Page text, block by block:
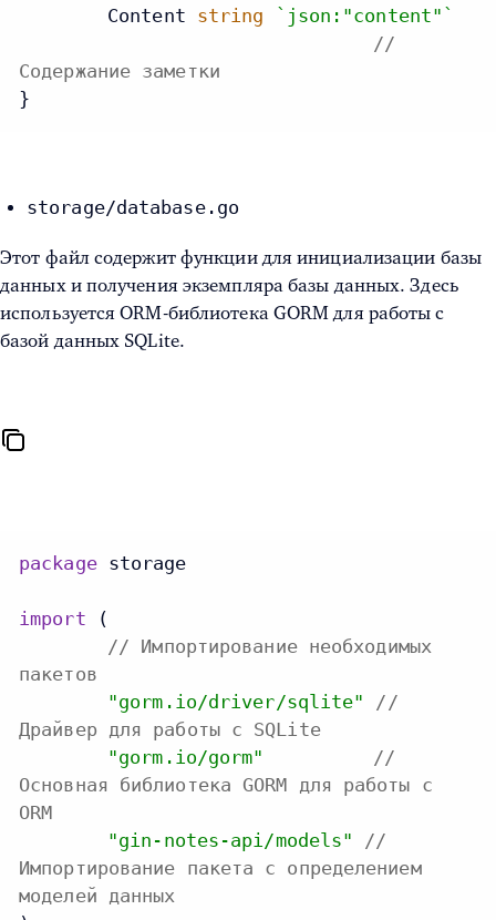
	Content
string
`json:"content"`
//
Содержание заметки
}
storage/database.go
Этот файл содержит функции для инициализации базы
данных и получения экземпляра базы данных. Здесь
используется ORM-библиотека GORM для работы с
базой данных SQLite.
package storage
import (
// Импортирование необходимых
пакетов
"gorm.io/driver/sqlite"
//
Драйвер для работы с SQLite
"gorm.io/gorm"
//
Основная библиотека GORM для работы с
ORM
"gin-notes-api/models"
//
Импортирование пакета с определением
моделей данных